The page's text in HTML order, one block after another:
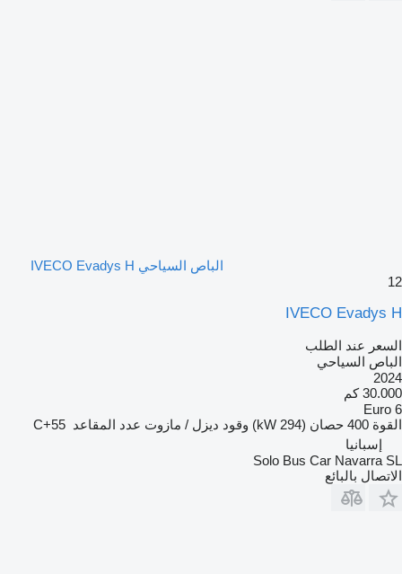
الباص السياحي IVECO Evadys H
12
IVECO Evadys H
السعر عند الطلب
الباص السياحي
2024
30.000 كم
Euro 6
القوة 400 حصان (294 kW) وقود ديزل / مازوت عدد المقاعد 55+C
إسبانيا
Solo Bus Car Navarra SL
الاتصال بالبائع